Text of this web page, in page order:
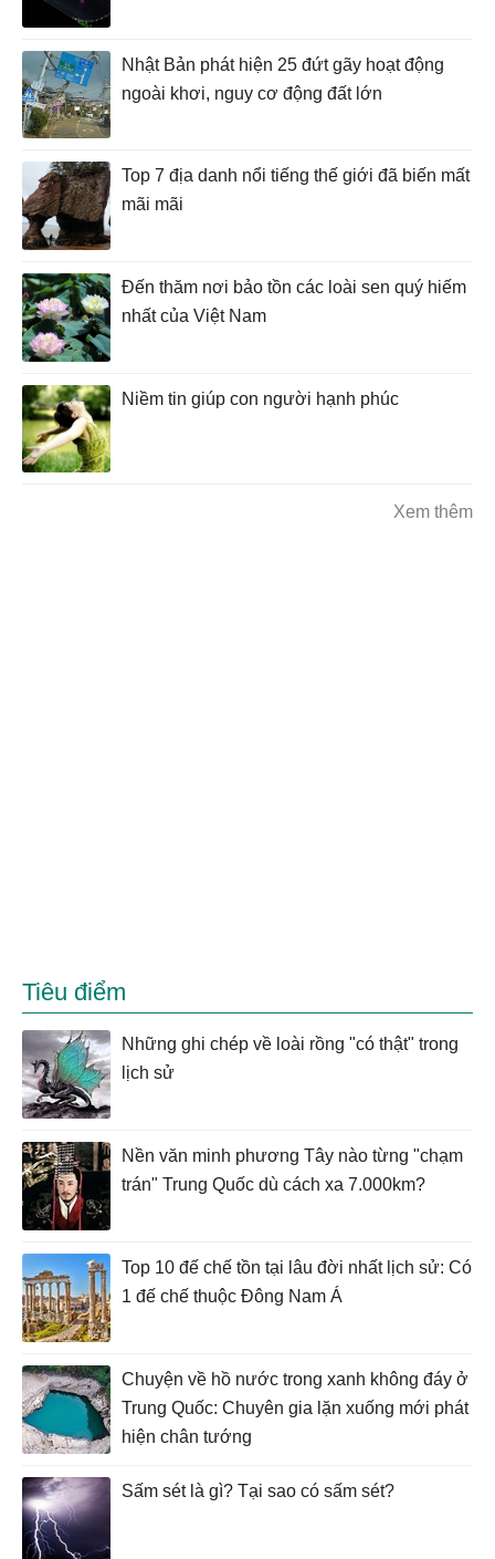
Nhật Bản phát hiện 25 đứt gãy hoạt động
ngoài khơi, nguy cơ động đất lớn
Top 7 địa danh nổi tiếng thế giới đã biến mất
mãi mãi
Đến thăm nơi bảo tồn các loài sen quý hiếm
nhất của Việt Nam
Niềm tin giúp con người hạnh phúc
Xem thêm
Tiêu điểm
Những ghi chép về loài rồng "có thật" trong
lịch sử
Nền văn minh phương Tây nào từng "chạm
trán" Trung Quốc dù cách xa 7.000km?
Top 10 đế chế tồn tại lâu đời nhất lịch sử: Có
1 đế chế thuộc Đông Nam Á
Chuyện về hồ nước trong xanh không đáy ở
Trung Quốc: Chuyên gia lặn xuống mới phát
hiện chân tướng
Sấm sét là gì? Tại sao có sấm sét?